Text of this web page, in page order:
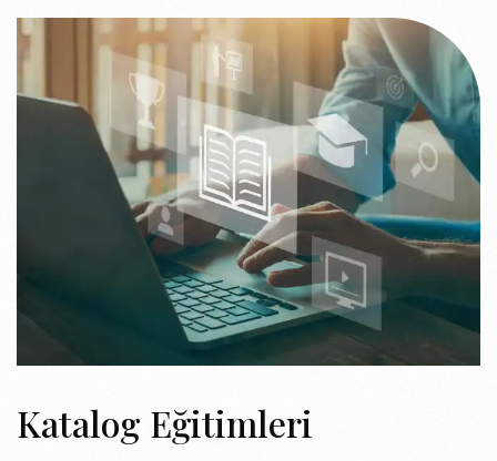
Katalog Eğitimleri